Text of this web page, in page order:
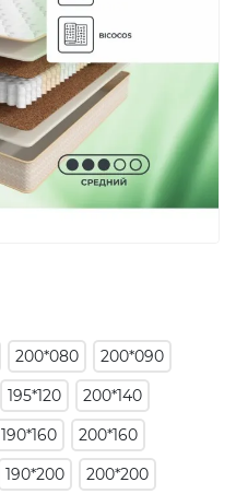
200*080
200*090
195*120
200*140
190*160
200*160
190*200
200*200